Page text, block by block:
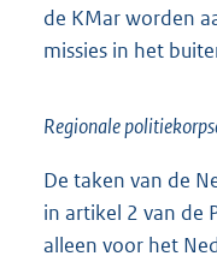
de KMar worden
missies in het
Regionale
De taken van de
in artikel 2 van de
alleen voor het